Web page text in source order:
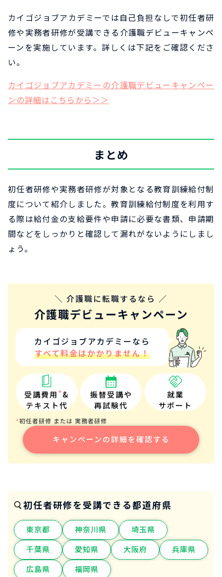
カイゴジョブアカデミーでは自己負担なしで初任者研
修や実務者研修が受講できる介護職デビューキャンペ
ーンを実施しています。詳しくは下記をご確認くださ
い。
カイゴジョブアカデミーの介護職デビューキャンペー
ンの詳細はこちらから＞＞
まとめ
初任者研修や実務者研修が対象となる教育訓練給付制
度について紹介しました。教育訓練給付制度を利用す
る際は給付金の支給要件や申請に必要な書類、申請期
間などをしっかりと確認して漏れがないようにしまし
ょう。
＼ 介護職に転職するなら ／
介護職デビューキャンペーン
カイゴジョブアカデミーなら
すべて料金はかかりません！
受講費用*&
テキスト代
振替受講や
再試験代
就業
サポート
*初任者研修 または 実務者研修
キャンペーンの詳細を確認する
初任者研修を受講できる都道府県
東京都 神奈川県
埼玉県
千葉県
愛知県 大阪府
兵庫県
広島県
福岡県